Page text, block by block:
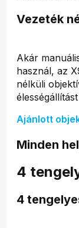
Vezeték
Akár
használ, az
nélküli
Ajánlott
Minden
4
4